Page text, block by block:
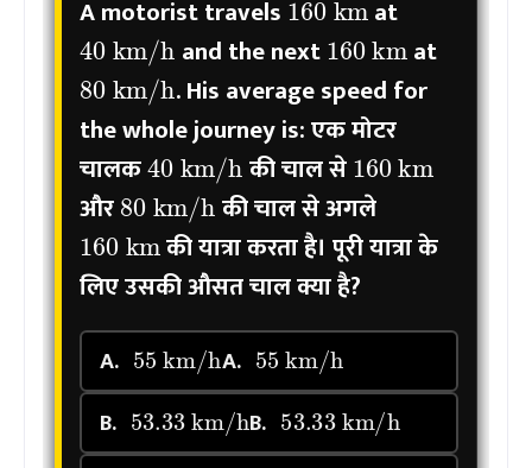
A motorist travels
at
40km/h
and the next
160km
at
80km/h
. His average speed for
the whole journey is:एक मोटर
चालक
40km/h
की चाल से
160km
और
80km/h
की चाल से अगले
160km
की यात्रा करता है। पूरी यात्रा के
लिए उसकी औसत चाल क्या है?
A.
55km/h
A.
55km/h
B.
53.33km/h
B.
53.33km/h
65km/h 65km/h